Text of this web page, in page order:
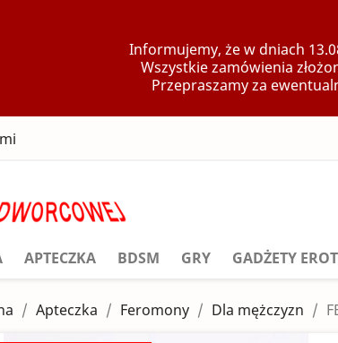
Informujemy, że w dniach
Wszystkie zamówienia
Przepraszamy za
APTECZKA BDSM GRY GADŻETY
Apteczka Feromony Dla mężczyzn